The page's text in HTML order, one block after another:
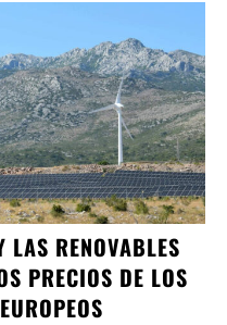
RENOVABLES
PRECIOS DE LOS